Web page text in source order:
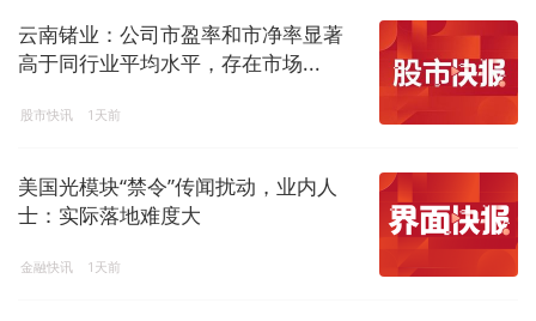
云南锗业：公司市盈率和市净率显著
高于同行业平均水平，存在市场...
股市快讯 1天前
美国光模块“禁令”传闻扰动，业内人
士：实际落地难度大
金融快讯 1天前